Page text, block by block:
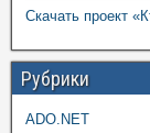
Скачать проект
Рубрики
ADO.NET